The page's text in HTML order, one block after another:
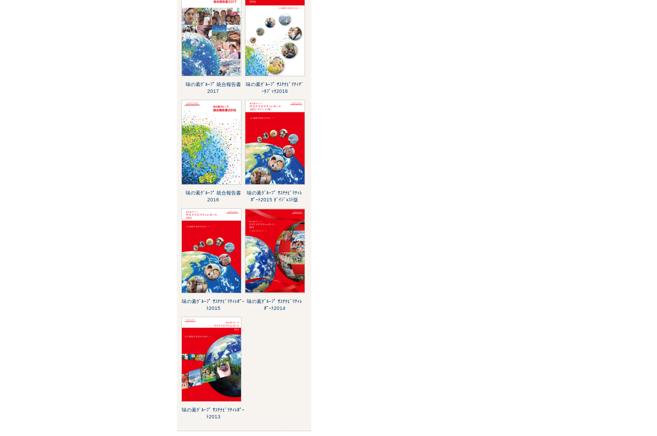
味の素ｸﾞﾙｰﾌﾟ 統合報告書
2017
味の素ｸﾞﾙｰﾌﾟ ｻｽﾃﾅﾋﾞﾘﾃｨﾃﾞ
ｰﾀﾌﾞｯｸ2016
味の素ｸﾞﾙｰﾌﾟ 統合報告書
2016
味の素ｸﾞﾙｰﾌﾟ ｻｽﾃﾅﾋﾞﾘﾃｨﾚ
ﾎﾟｰﾄ2015 ﾀﾞｲｼﾞｪｽﾄ版
味の素ｸﾞﾙｰﾌﾟ ｻｽﾃﾅﾋﾞﾘﾃｨﾚﾎﾟｰ
ﾄ2015
味の素ｸﾞﾙｰﾌﾟ ｻｽﾃﾅﾋﾞﾘﾃｨﾚ
ﾎﾟｰﾄ2014
味の素ｸﾞﾙｰﾌﾟ ｻｽﾃﾅﾋﾞﾘﾃｨﾚﾎﾟｰ
ﾄ2013